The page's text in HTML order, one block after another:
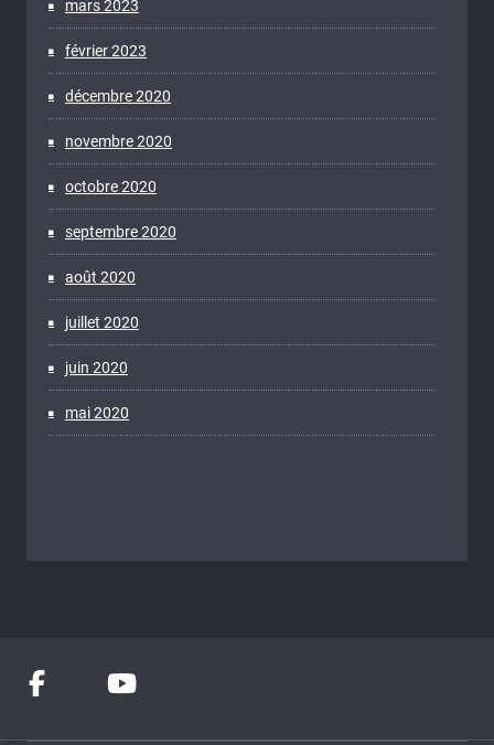
mars 2023
février 2023
décembre 2020
novembre 2020
octobre 2020
septembre 2020
août 2020
juillet 2020
juin 2020
mai 2020